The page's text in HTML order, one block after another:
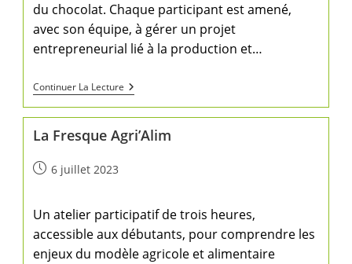
du chocolat. Chaque participant est amené,
avec son équipe, à gérer un projet
entrepreneurial lié à la production et…
Continuer La Lecture
La Fresque Agri’Alim
6 juillet 2023
Un atelier participatif de trois heures,
accessible aux débutants, pour comprendre les
enjeux du modèle agricole et alimentaire